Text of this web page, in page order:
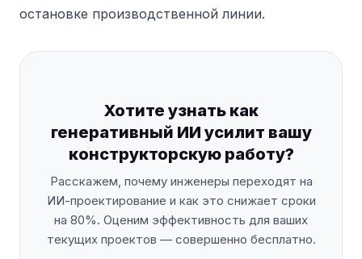
остановке производственной линии.
Хотите узнать как
генеративный ИИ усилит вашу
конструкторскую работу?
Расскажем, почему инженеры переходят на
ИИ-проектирование и как это снижает сроки
на 80%. Оценим эффективность для ваших
текущих проектов — совершенно бесплатно.